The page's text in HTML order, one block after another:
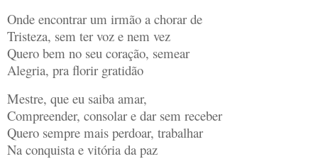
Onde encontrar um irmão a chorar de
Tristeza, sem ter voz e nem vez
Quero bem no seu coração, semear
Alegria, pra florir gratidão
Mestre, que eu saiba amar,
Compreender, consolar e dar sem receber
Quero sempre mais perdoar, trabalhar
Na conquista e vitória da paz